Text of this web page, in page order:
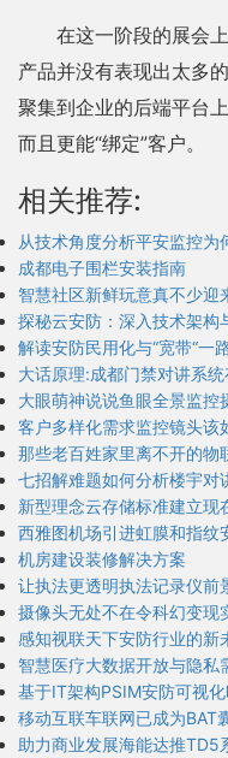
在这一阶段的展会
产品并没有表现出太多
聚集到企业的后端平台
而且更能“绑定”客户。
相关推荐:
从技术角度分析平安监控为
成都电子围栏安装指南
智慧社区新鲜玩意真不少迎
探秘云安防：深入技术架构
解读安防民用化与“宽带“一
大话原理:成都门禁对讲系
大眼萌神说说鱼眼全景监控
客户多样化需求监控镜头该
那些老百姓家里离不开的物
七招解难题如何分析楼宇对
新型理念云存储标准建立现
西雅图机场引进虹膜和指纹
机房建设装修解决方案
让执法更透明执法记录仪前
摄像头无处不在令科幻变现
感知视联天下安防行业的新
智慧医疗大数据开放与隐私
基于IT架构PSIM安防可视化
移动互联车联网已成为BAT
助力商业发展海能达推TD5